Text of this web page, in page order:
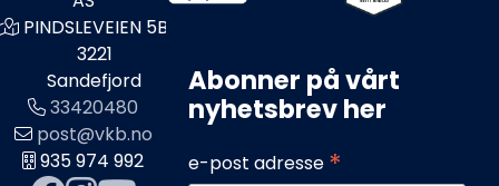
PINDSLEVEIEN 5B
3221
Sandefjord
33420480
post@vkb.no
935 974 992
Abonner på vårt
nyhetsbrev her
e-post adresse *